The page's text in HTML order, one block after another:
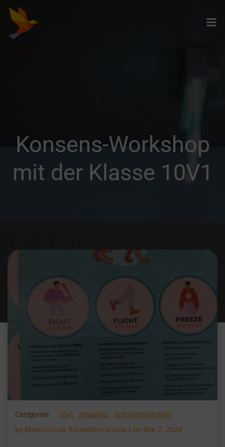
Konsens-Workshop
mit der Klasse 10V1
Categories: 10v1 aktuelles schulsozialarbeit
by Mittelschule Rockefellerstraße | on Mai 7, 2024